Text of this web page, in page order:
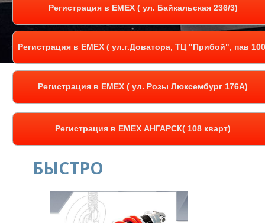
БЫСТРО
Регистрация в EMEX ( ул. Байкальская 236/3)
Регистрация в EMEX ( ул.г.Доватора, ТЦ "Прибой", пав
Регистрация в EMEX ( ул. Розы Люксембург 176A)
Регистрация в EMEX АНГАРСК( 108 кварт)